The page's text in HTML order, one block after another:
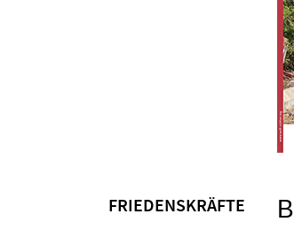
FRIEDENSKRÄFTE